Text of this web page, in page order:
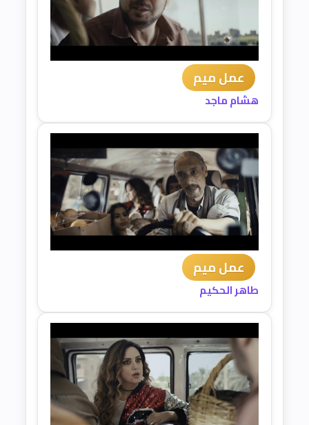
عمل ميم
هشام ماجد
عمل ميم
طاهر الحكيم